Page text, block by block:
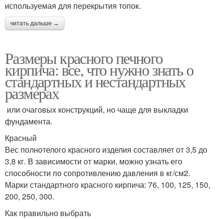
используемая для перекрытия топок.
читать дальше →
Размеры красного печного
кирпича: все, что нужно знать о
стандартных и нестандартных
размерах
или очаговых конструкций, но чаще для выкладки
фундамента.
Красный
Вес полнотелого красного изделия составляет от 3,5 до
3,8 кг. В зависимости от марки, можно узнать его
способности по сопротивлению давления в кг/см2.
Марки стандартного красного кирпича: 76, 100, 125, 150,
200, 250, 300.
Как правильно выбрать